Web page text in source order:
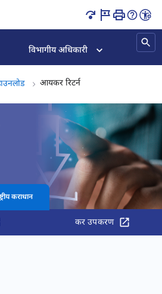
विभागीय अधिकारी
आयकर रिटर्नआयकर रिटर्न, (3 का 3)
कराधान
कर उपकरण